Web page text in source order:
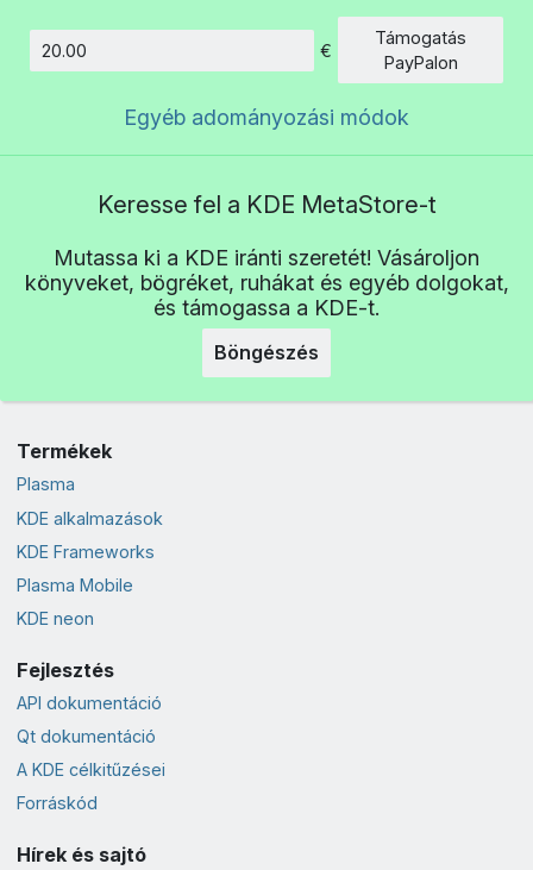
Összeg
€
Támogatás
PayPalon
Egyéb adományozási módok
Keresse fel a KDE MetaStore-t
Mutassa ki a KDE iránti szeretét! Vásároljon
könyveket, bögréket, ruhákat és egyéb dolgokat,
és támogassa a KDE-t.
Böngészés
Termékek
Plasma
KDE alkalmazások
KDE Frameworks
Plasma Mobile
KDE neon
Fejlesztés
API dokumentáció
Qt dokumentáció
A KDE célkitűzései
Forráskód
Hírek és sajtó